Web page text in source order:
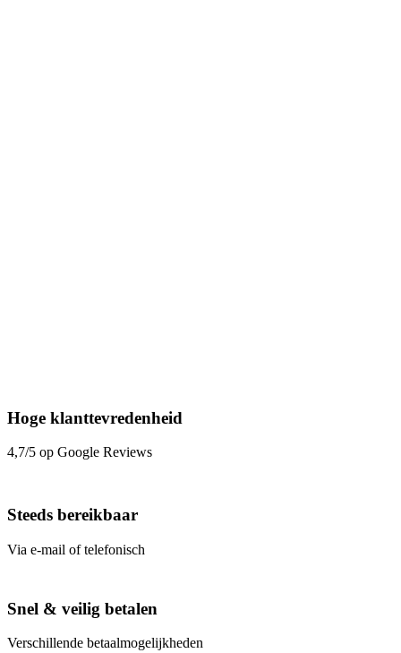
Hoge klanttevredenheid
4,7/5 op Google Reviews
Steeds bereikbaar
Via e-mail of telefonisch
Snel & veilig betalen
Verschillende betaalmogelijkheden